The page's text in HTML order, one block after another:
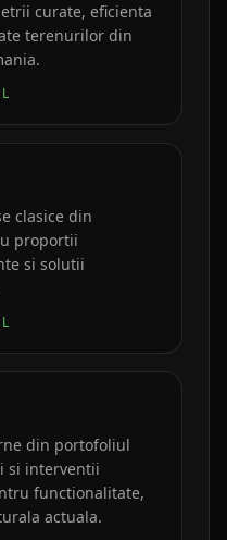
curate, eficienta
terenurilor din
clasice din
proportii
si solutii
din portofoliul
si interventii
functionalitate,
actuala.